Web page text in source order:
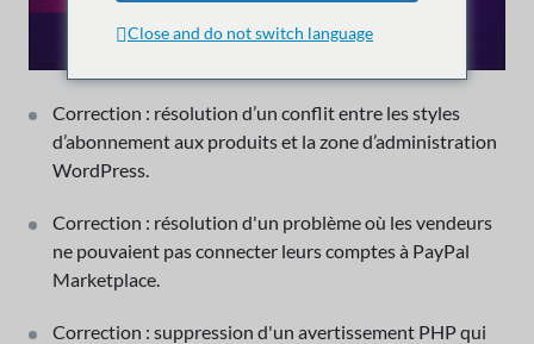
Correction : résolution d’un conflit entre les styles
d’abonnement aux produits et la zone d’administration
WordPress.
Correction : résolution d'un problème où les vendeurs
ne pouvaient pas connecter leurs comptes à PayPal
Marketplace.
Correction : suppression d'un avertissement PHP qui
Close and do not switch language